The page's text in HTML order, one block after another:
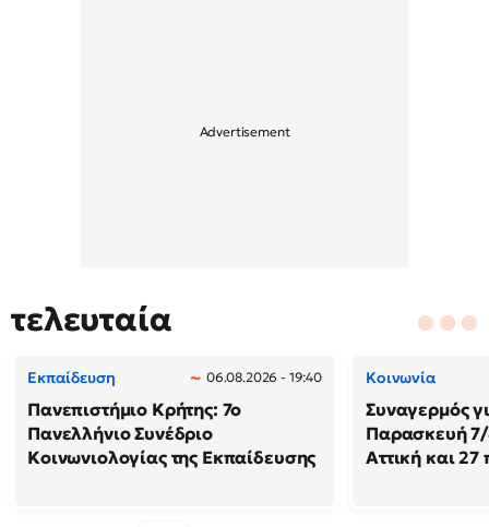
τελευταία
Εκπαίδευση 06.08.2026 - 19:40
Πανεπιστήμιο Κρήτης: 7ο
Πανελλήνιο Συνέδριο
Κοινωνιολογίας της Εκπαίδευσης
Κοινωνία
Συναγερμός
Παρασκευή 7/
Αττική και 27